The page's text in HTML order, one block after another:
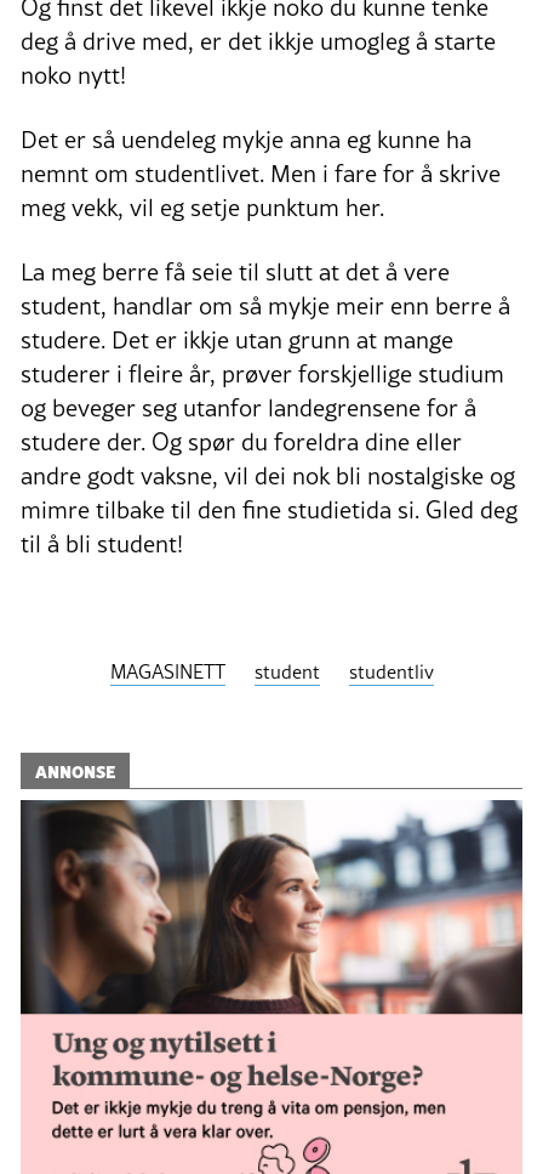
Og finst det likevel ikkje noko du kunne tenke
deg å drive med, er det ikkje umogleg å starte
noko nytt!
Det er så uendeleg mykje anna eg kunne ha
nemnt om studentlivet. Men i fare for å skrive
meg vekk, vil eg setje punktum her.
La meg berre få seie til slutt at det å vere
student, handlar om så mykje meir enn berre å
studere. Det er ikkje utan grunn at mange
studerer i fleire år, prøver forskjellige studium
og beveger seg utanfor landegrensene for å
studere der. Og spør du foreldra dine eller
andre godt vaksne, vil dei nok bli nostalgiske og
mimre tilbake til den fine studietida si. Gled deg
til å bli student!
MAGASINETT student studentliv
ANNONSE